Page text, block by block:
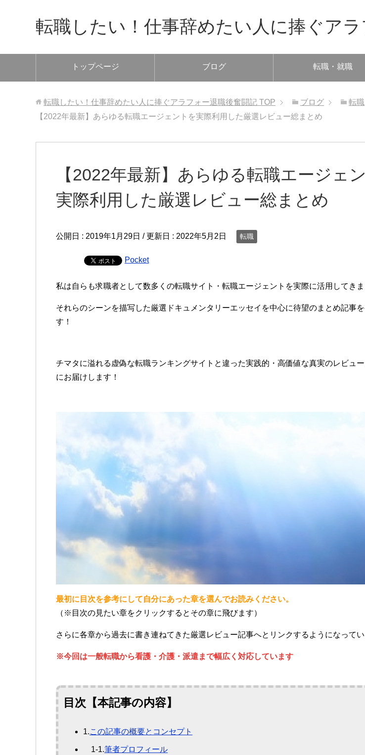
転職したい！仕事辞めたい人に捧ぐア
トップページ ブログ 転職・就職
転職したい！仕事辞めたい人に捧ぐアラフォー退職後奮闘記 TOP ブログ
転職
【2022年最新】あらゆる転職エージェントを実際利用した厳選レビュー総まとめ
【2022年最新】あらゆる転職エージェ
実際利用した厳選レビュー総まとめ
公開日 : 2019年1月29日 / 更新日 : 2022年5月2日 転職
Pocket
私は自らも求職者として数多くの転職サイト・転職エージェントを実際に活用してきま
それらのシーンを描写した厳選ドキュメンタリーエッセイを中心に待望のまとめ記事を
す！
チマタに溢れる虚偽な転職ランキングサイトと違った実践的・高価値な真実のレビュ
にお届けします！
最初に目次を参考にして自分にあった章を選んでお読みください。
（※目次の見たい章をクリックするとその章に飛びます）
さらに各章から過去に書き連ねてきた厳選レビュー記事へとリンクするようになってい
※今回は一般転職から看護・介護・派遣まで幅広く対応しています
目次【本記事の内容】
1.この記事の概要とコンセプト
1-1.筆者プロフィール